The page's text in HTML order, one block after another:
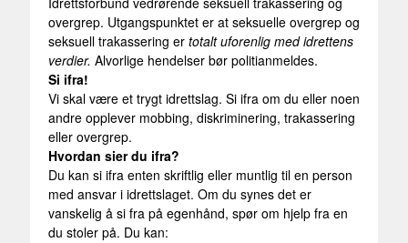
overgrep. Utgangspunktet er at seksuelle overgrep og
seksuell trakassering er totalt uforenlig med idrettens
verdier. Alvorlige hendelser bør politianmeldes.
Si ifra!
Vi skal være et trygt idrettslag. Si ifra om du eller noen
andre opplever mobbing, diskriminering, trakassering
eller overgrep.
Hvordan sier du ifra?
Du kan si ifra enten skriftlig eller muntlig til en person
med ansvar i idrettslaget. Om du synes det er
vanskelig å si fra på egenhånd, spør om hjelp fra en
du stoler på. Du kan: